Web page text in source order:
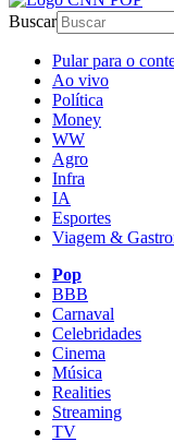
Buscar
Pular para o
Ao vivo
Política
Money
WW
Agro
Infra
IA
Esportes
Viagem &
Pop
BBB
Carnaval
Celebridades
Cinema
Música
Realities
Streaming
TV